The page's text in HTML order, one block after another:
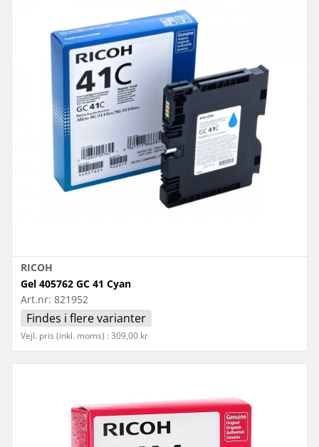
RICOH
Gel 405762 GC 41 Cyan
Art.nr: 821952
Findes i flere varianter
Vejl. pris (inkl. moms) : 309,00 kr